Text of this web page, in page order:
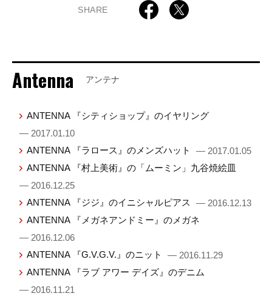
SHARE
Antenna アンテナ
ANTENNA 『シティショップ』のイヤリング
— 2017.01.10
ANTENNA 『ラロース』のメンズハット
— 2017.01.05
ANTENNA 『村上美術』の「ムーミン」九谷焼絵皿
— 2016.12.25
ANTENNA 『ジジ』のイニシャルピアス
— 2016.12.13
ANTENNA 『メガネアンドミー』のメガネ
— 2016.12.06
ANTENNA 『G.V.G.V.』のニット
— 2016.11.29
ANTENNA 『ラブ アワー デイズ』のデニム
— 2016.11.21